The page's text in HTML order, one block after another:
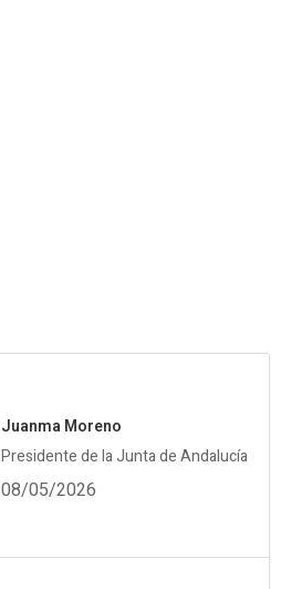
Juanma Moreno
Presidente de la Junta de Andalucía
08/05/2026